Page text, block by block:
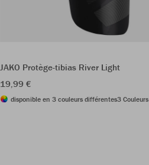
JAKO Protège-tibias River Light
19,99 €
disponible en 3 couleurs différentes3 Couleurs